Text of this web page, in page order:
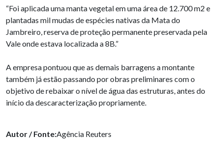
“Foi aplicada uma manta vegetal em uma área de 12.700 m2 e
plantadas mil mudas de espécies nativas da Mata do
Jambreiro, reserva de proteção permanente preservada pela
Vale onde estava localizada a 8B.”
A empresa pontuou que as demais barragens a montante
também já estão passando por obras preliminares com o
objetivo de rebaixar o nível de água das estruturas, antes do
início da descaracterização propriamente.
Autor / Fonte:Agência Reuters